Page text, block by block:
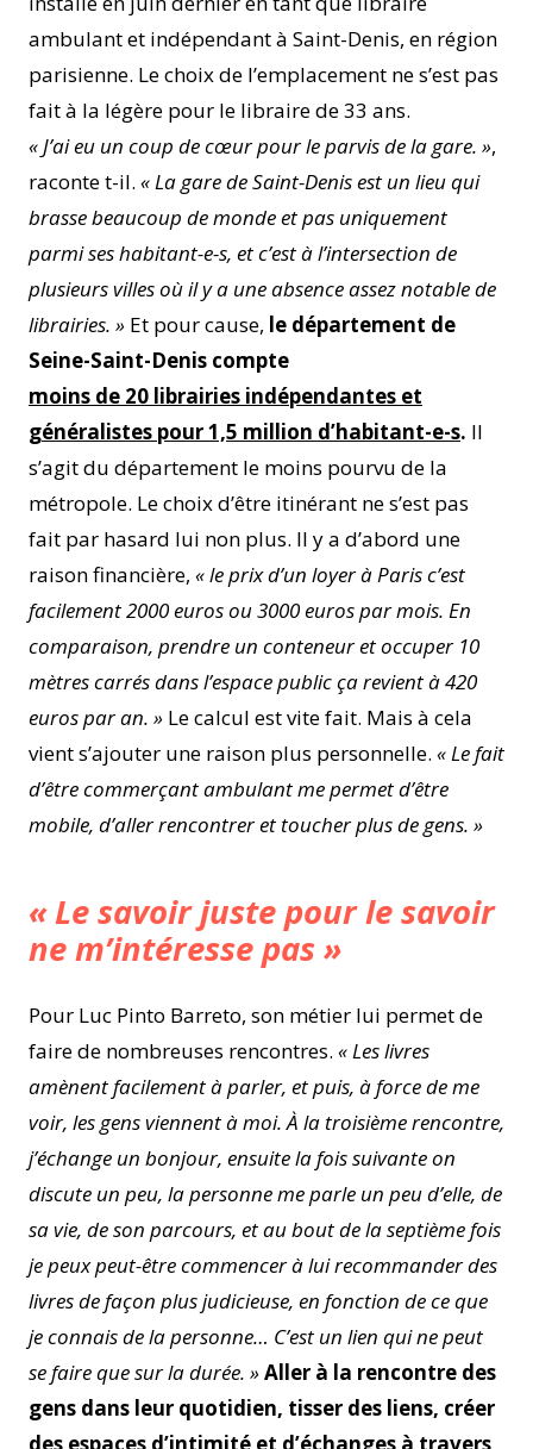
ambulant et indépendant à Saint-Denis, en région
parisienne. Le choix de l’emplacement ne s’est pas
fait à la légère pour le libraire de 33 ans.
« J’ai eu un coup de cœur pour le parvis de la gare. »,
raconte t-il. « La gare de Saint-Denis est un lieu qui
brasse beaucoup de monde et pas uniquement
parmi ses habitant-e-s, et c’est à l’intersection de
plusieurs villes où il y a une absence assez notable de
librairies. » Et pour cause, le département de
Seine-Saint-Denis compte
moins de 20 librairies indépendantes et
généralistes pour 1,5 million d’habitant-e-s. Il
s’agit du département le moins pourvu de la
métropole. Le choix d’être itinérant ne s’est pas
fait par hasard lui non plus. Il y a d’abord une
raison financière, « le prix d’un loyer à Paris c’est
facilement 2000 euros ou 3000 euros par mois. En
comparaison, prendre un conteneur et occuper 10
mètres carrés dans l’espace public ça revient à 420
euros par an. » Le calcul est vite fait. Mais à cela
vient s’ajouter une raison plus personnelle. « Le fait
d’être commerçant ambulant me permet d’être
mobile, d’aller rencontrer et toucher plus de gens. »
« Le savoir juste pour le savoir
ne m’intéresse pas »
Pour Luc Pinto Barreto, son métier lui permet de
faire de nombreuses rencontres. « Les livres
amènent facilement à parler, et puis, à force de me
voir, les gens viennent à moi. À la troisième rencontre,
j’échange un bonjour, ensuite la fois suivante on
discute un peu, la personne me parle un peu d’elle, de
sa vie, de son parcours, et au bout de la septième fois
je peux peut-être commencer à lui recommander des
livres de façon plus judicieuse, en fonction de ce que
je connais de la personne… C’est un lien qui ne peut
se faire que sur la durée. »Aller à la rencontre des
gens dans leur quotidien, tisser des liens, créer